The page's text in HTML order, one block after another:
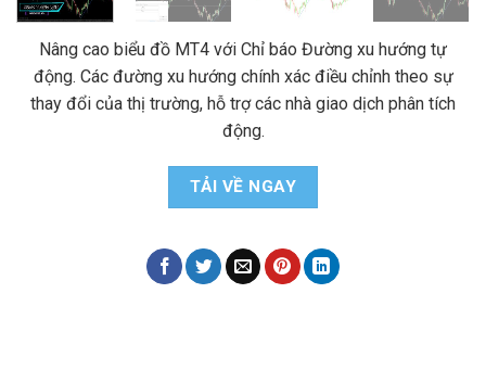
Nâng cao biểu đồ MT4 với Chỉ báo Đường xu hướng tự
động. Các đường xu hướng chính xác điều chỉnh theo sự
thay đổi của thị trường, hỗ trợ các nhà giao dịch phân tích
động.
TẢI VỀ NGAY